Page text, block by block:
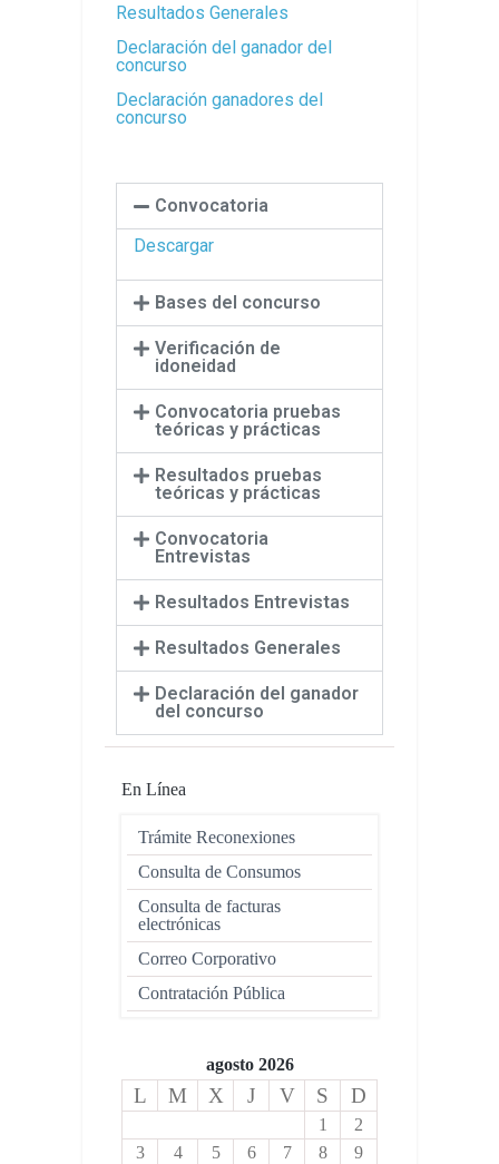
Resultados Generales
Declaración del ganador del
concurso
Declaración ganadores del
concurso
Convocatoria
Descargar
Bases del concurso
Verificación de
idoneidad
Convocatoria pruebas
teóricas y prácticas
Resultados pruebas
teóricas y prácticas
Convocatoria
Entrevistas
Resultados Entrevistas
Resultados Generales
Declaración del ganador
del concurso
En Línea
Trámite Reconexiones
Consulta de Consumos
Consulta de facturas
electrónicas
Correo Corporativo
Contratación Pública
agosto 2026
L M X J V S D
1
2
3
4 5 6 7 8 9